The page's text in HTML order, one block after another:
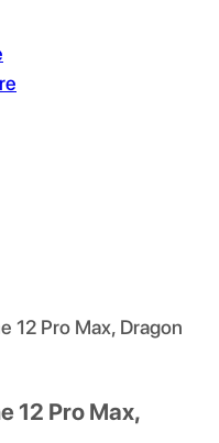
12 Pro Max, Dragon
12 Pro Max,